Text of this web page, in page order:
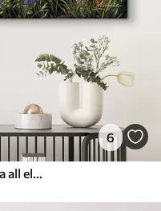
6
Lopsakas maamaastik pilvise taeva all elava värviliste lilledega täidetud metslilleniiduga